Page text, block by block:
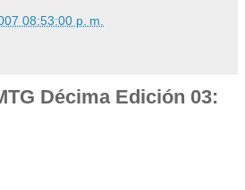
08:53:00 p. m.
Décima Edición 03: